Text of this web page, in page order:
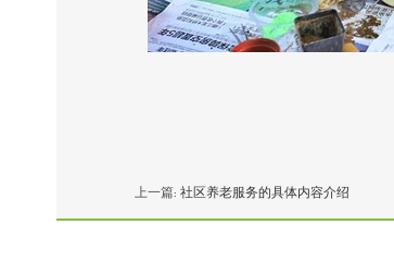
上一篇: 社区养老服务的具体内容介绍